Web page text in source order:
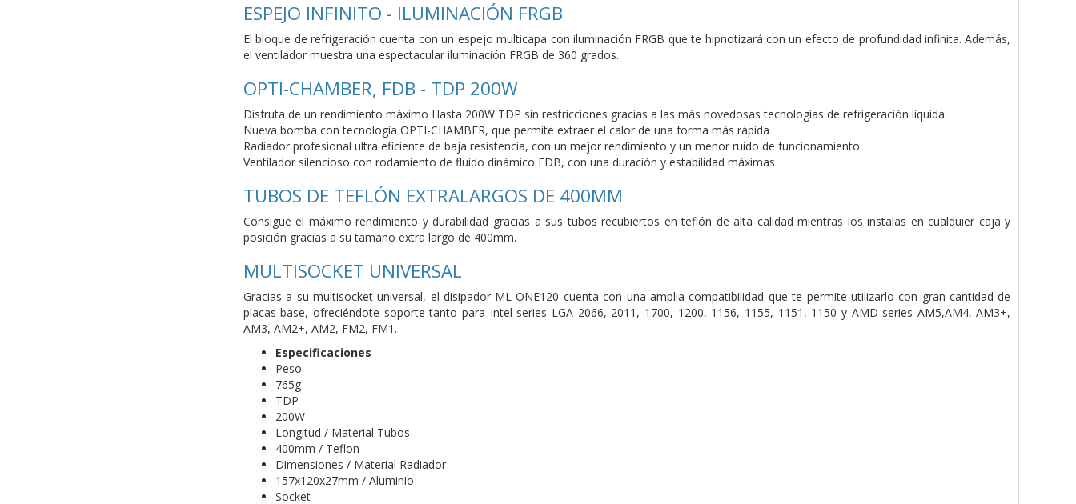
ESPEJO INFINITO - ILUMINACIÓN FRGB
El bloque de refrigeración cuenta con un espejo multicapa con iluminación FRGB que te hipnotizará con un efecto de profundidad infinita. Además,
el ventilador muestra una espectacular iluminación FRGB de 360 grados.
OPTI-CHAMBER, FDB - TDP 200W
Disfruta de un rendimiento máximo Hasta 200W TDP sin restricciones gracias a las más novedosas tecnologías de refrigeración líquida:
Nueva bomba con tecnología OPTI-CHAMBER, que permite extraer el calor de una forma más rápida
Radiador profesional ultra eficiente de baja resistencia, con un mejor rendimiento y un menor ruido de funcionamiento
Ventilador silencioso con rodamiento de fluido dinámico FDB, con una duración y estabilidad máximas
TUBOS DE TEFLÓN EXTRALARGOS DE 400MM
Consigue el máximo rendimiento y durabilidad gracias a sus tubos recubiertos en teflón de alta calidad mientras los instalas en cualquier caja y
posición gracias a su tamaño extra largo de 400mm.
MULTISOCKET UNIVERSAL
Gracias a su multisocket universal, el disipador ML-ONE120 cuenta con una amplia compatibilidad que te permite utilizarlo con gran cantidad de
placas base, ofreciéndote soporte tanto para Intel series LGA 2066, 2011, 1700, 1200, 1156, 1155, 1151, 1150 y AMD series AM5,AM4, AM3+,
AM3, AM2+, AM2, FM2, FM1.
Especificaciones
Peso
765g
TDP
200W
Longitud / Material Tubos
400mm / Teflon
Dimensiones / Material Radiador
157x120x27mm / Aluminio
Socket